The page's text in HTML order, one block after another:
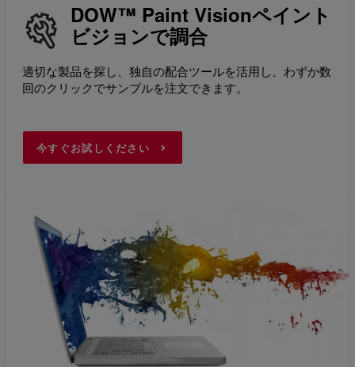
DOW™ Paint Visionペイント
ビジョンで調合
適切な製品を探し、独自の配合ツールを活用し、わずか数
回のクリックでサンプルを注文できます。
今すぐお試しください